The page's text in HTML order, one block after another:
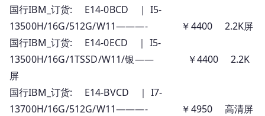
国行IBM_订货: E14-0BCD ｜ I5-
13500H/16G/512G/W11———- ￥4400 2.2K屏
国行IBM_订货: E14-0ECD ｜ I5-
13500H/16G/1TSSD/W11/银—— ￥4400 2.2K
屏
国行IBM_订货: E14-BVCD ｜ I7-
13700H/16G/512G/W11———- ￥4950 高清屏